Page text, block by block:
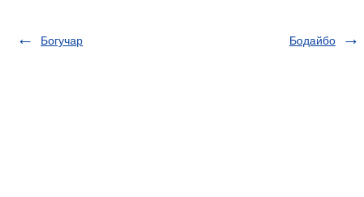
Богучар Бодайбо